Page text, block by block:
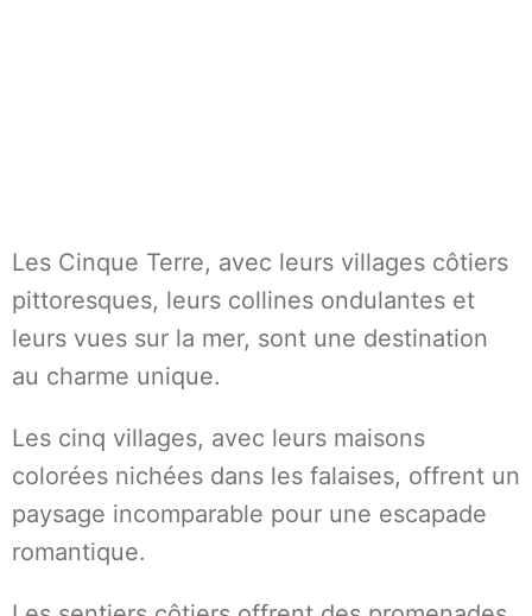
Les Cinque Terre, avec leurs villages côtiers
pittoresques, leurs collines ondulantes et
leurs vues sur la mer, sont une destination
au charme unique.
Les cinq villages, avec leurs maisons
colorées nichées dans les falaises, offrent un
paysage incomparable pour une escapade
romantique.